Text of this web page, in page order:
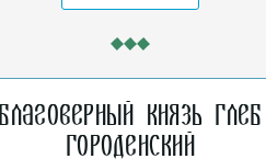
Благоверный князь Глеб
Городенский